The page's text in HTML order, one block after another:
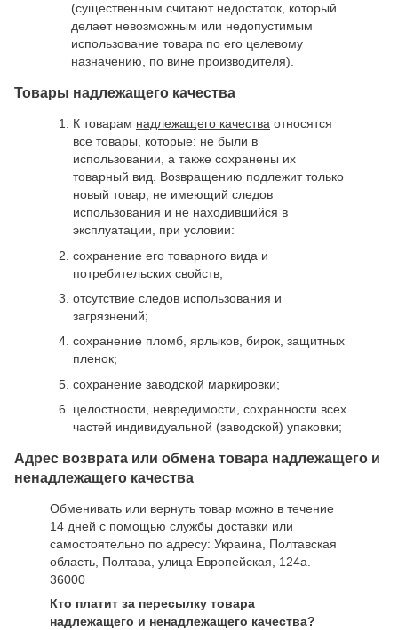
(существенным считают недостаток, который
делает невозможным или недопустимым
использование товара по его целевому
назначению, по вине производителя).
Товары надлежащего качества
К товарам надлежащего качества относятся
все товары, которые: не были в
использовании, а также сохранены их
товарный вид. Возвращению подлежит только
новый товар, не имеющий следов
использования и не находившийся в
эксплуатации, при условии:
сохранение его товарного вида и
потребительских свойств;
отсутствие следов использования и
загрязнений;
сохранение пломб, ярлыков, бирок, защитных
пленок;
сохранение заводской маркировки;
целостности, невредимости, сохранности всех
частей индивидуальной (заводской) упаковки;
Адрес возврата или обмена товара надлежащего и
ненадлежащего качества
Обменивать или вернуть товар можно в течение
14 дней с помощью службы доставки или
самостоятельно по адресу: Украина, Полтавская
область, Полтава, улица Европейская, 124а.
36000
Кто платит за пересылку товара
надлежащего и ненадлежащего качества?